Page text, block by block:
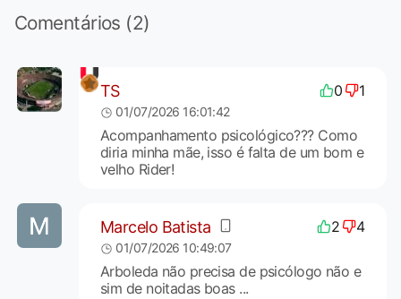
Comentários (2)
TS 0 1
01/07/2026 16:01:42
Acompanhamento psicológico??? Como
diria minha mãe, isso é falta de um bom e
velho Rider!
Marcelo Batista 2 4
01/07/2026 10:49:07
Arboleda não precisa de psicólogo não e
sim de noitadas boas ...